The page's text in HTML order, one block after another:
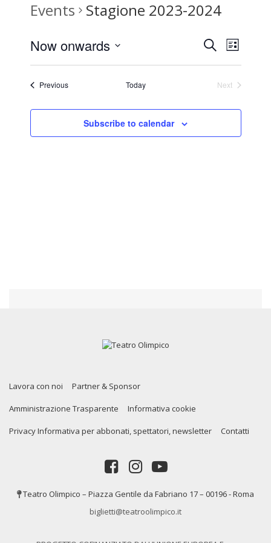
Events Stagione 2023-2024
Events
Search
and
Views
Search
Elenco
Now onwards
PreviousEvents Today
Next
Subscribe to calendar
Lavora con noi Partner & Sponsor
Amministrazione Trasparente Informativa cookie
Privacy Informativa per abbonati, spettatori, newsletter Contatti
Teatro Olimpico – Piazza Gentile da Fabriano 17 – 00196 - Roma
biglietti@teatroolimpico.it